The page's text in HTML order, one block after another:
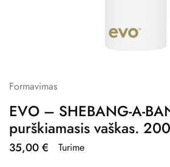
Formavimas
EVO – SHEBANG-A-
purškiamasis vaškas.
35,00€
Turime